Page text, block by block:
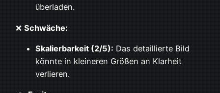
überladen.
❌ Schwäche:
Skalierbarkeit (2/5): Das detaillierte Bild
könnte in kleineren Größen an Klarheit
verlieren.